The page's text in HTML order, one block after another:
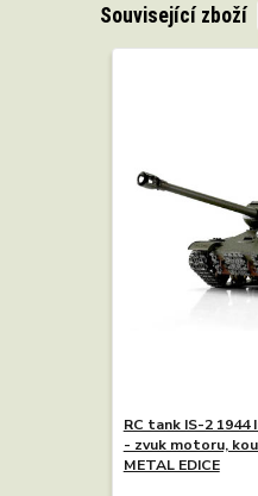
Související zboží
RC tank IS-2 1944
- zvuk motoru,
METAL EDICE